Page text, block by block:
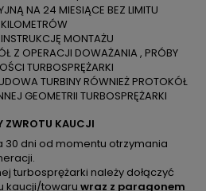
NA 24 MIESIĄCE BEZ LIMITU
KILOMETRÓW
MONTAŻU
Z OPERACJI DOWAŻANIA , PRÓBY
TURBOSPRĘŻARKI
TURBINY RÓWNIEŻ PROTOKÓŁ
GEOMETRII TURBOSPRĘŻARKI
ZWROTU KAUCJI
30 dni od momentu otrzymania
turbosprężarki należy dołączyć
kaucji/towaru wraz z paragonem